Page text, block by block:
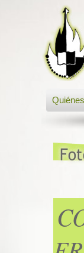
Quiénes